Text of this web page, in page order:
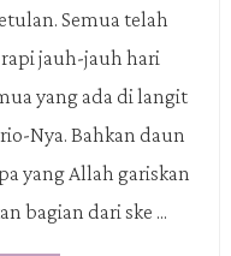
Semua telah
jauh-jauh hari
yang ada di langit
Nya. Bahkan daun
yang Allah gariskan
bagian dari ske ...